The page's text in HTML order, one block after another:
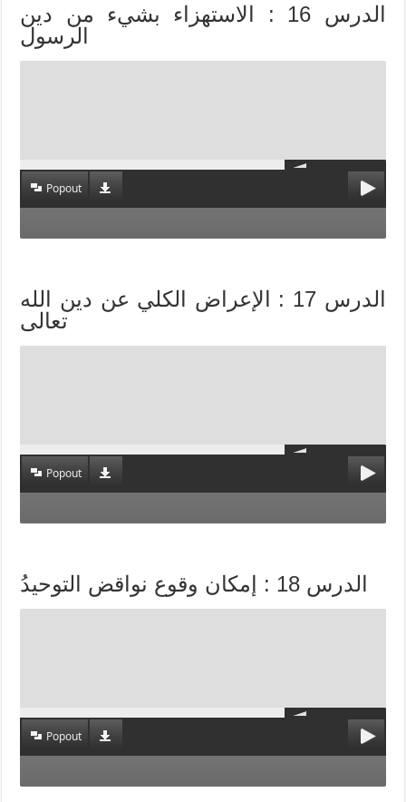
الدرس 16 : الاستهزاء بشيء من دين
الرسول
Popout
الدرس 17 : الإعراض الكلي عن دين الله
تعالى
Popout
الدرس 18 : إمكان وقوع نواقض التوحيدُ
Popout